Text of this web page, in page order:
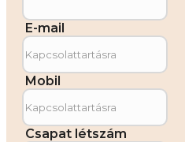
E-mail
Mobil
Csapat létszám